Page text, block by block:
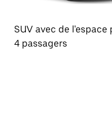
SUV avec de
4 passagers